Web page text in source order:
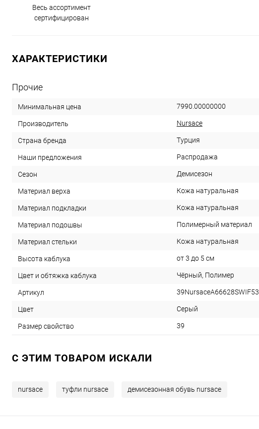
Весь ассортимент
сертифицирован
ХАРАКТЕРИСТИКИ
Прочие
Минимальная цена 7990.00000000
Производитель Nursace
Страна бренда Турция
Наши предложения Распродажа
Сезон Демисезон
Материал верха Кожа натуральная
Материал подкладки Кожа натуральная
Материал подошвы Полимерный материал
Материал стельки Кожа натуральная
Высота каблука от 3 до 5 см
Цвет и обтяжка каблука Чёрный, Полимер
Артикул 39NursaceA66628SWIF53
Цвет Серый
Размер свойство 39
C ЭТИМ ТОВАРОМ ИСКАЛИ
nursace туфли nursace демисезонная обувь nursace